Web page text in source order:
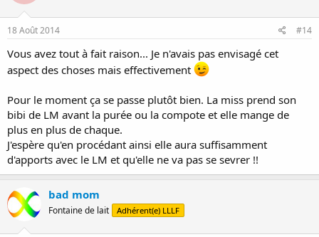
18 Août 2014 #14
Vous avez tout à fait raison... Je n'avais pas envisagé cet
aspect des choses mais effectivement
Pour le moment ça se passe plutôt bien. La miss prend son
bibi de LM avant la purée ou la compote et elle mange de
plus en plus de chaque.
J'espère qu'en procédant ainsi elle aura suffisamment
d'apports avec le LM et qu'elle ne va pas se sevrer !!
bad mom
Fontaine de lait Adhérent(e) LLLF